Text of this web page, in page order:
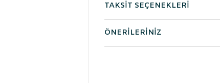
TAKSİT SEÇENEKLERİ
ÖNERİLERİNİZ